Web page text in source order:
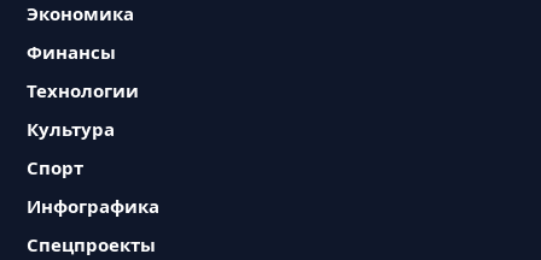
Экономика
Финансы
Технологии
Культура
Спорт
Инфографика
Спецпроекты